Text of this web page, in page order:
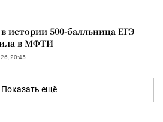
истории 500-балльница ЕГЭ
в МФТИ
20:45
Показать ещё